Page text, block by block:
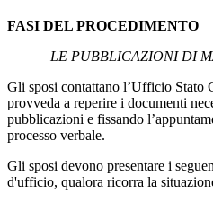
FASI DEL PROCEDIMENTO
LE PUBBLICAZIONI DI
Gli sposi contattano l’Ufficio Stato
provveda a reperire i documenti
pubblicazioni e fissando
processo verbale.
Gli sposi devono presentare i
d'ufficio, qualora ricorra la